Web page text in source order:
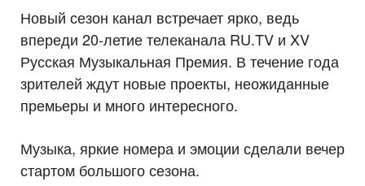
Новый сезон канал встречает ярко, ведь
впереди 20-летие телеканала RU.TV и XV
Русская Музыкальная Премия. В течение года
зрителей ждут новые проекты, неожиданные
премьеры и много интересного.
Музыка, яркие номера и эмоции сделали вечер
стартом большого сезона.